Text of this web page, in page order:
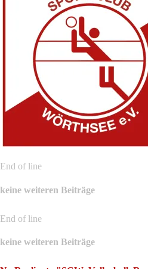
End of line
keine weiteren Beiträge
End of line
keine weiteren Beiträge